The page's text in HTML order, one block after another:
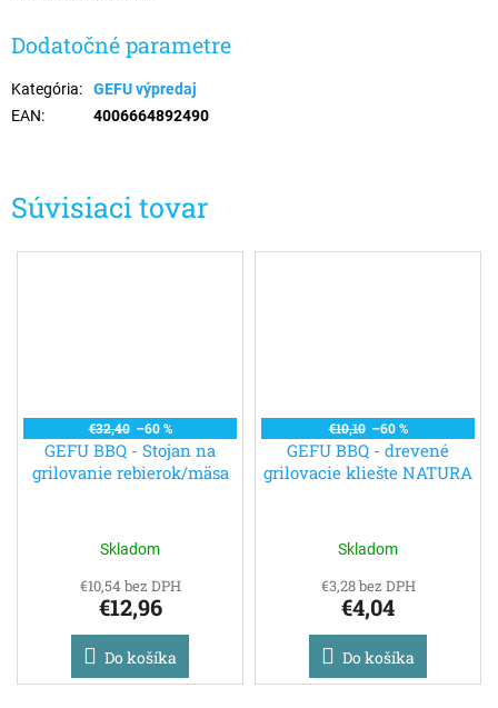
Súvisiaci tovar
€32,40 –60 %
GEFU BBQ - Stojan na
grilovanie rebierok/mäsa
Skladom
€10,54 bez DPH
€12,96
Do košíka
€10,10 –60 %
GEFU BBQ - drevené
grilovacie kliešte NATURA
Skladom
€3,28 bez DPH
€4,04
Do košíka
Dodatočné parametre
Kategória:
GEFU výpredaj
EAN: 4006664892490